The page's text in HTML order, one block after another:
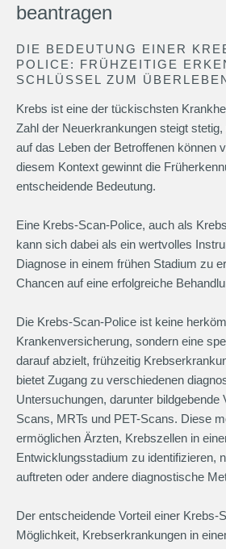
beantragen
DIE BEDEUTUNG EINER
POLICE: FRÜHZEITIGE
SCHLÜSSEL ZUM
Krebs ist eine der tückischsten
Zahl der Neuerkrankungen steigt
auf das Leben der Betroffenen können
diesem Kontext gewinnt die
entscheidende Bedeutung.
Eine Krebs-Scan-Police, auch als
kann sich dabei als ein wertvolles
Diagnose in einem frühen Stadium zu
Chancen auf eine erfolgreiche
Die Krebs-Scan-Police ist keine
Krankenversicherung, sondern eine
darauf abzielt, frühzeitig
bietet Zugang zu verschiedenen
Untersuchungen, darunter bildgebende
Scans, MRTs und PET-Scans. Diese
ermöglichen Ärzten, Krebszellen in
Entwicklungsstadium zu identifizieren,
auftreten oder andere diagnostische
Der entscheidende Vorteil einer Krebs-
Möglichkeit, Krebserkrankungen in